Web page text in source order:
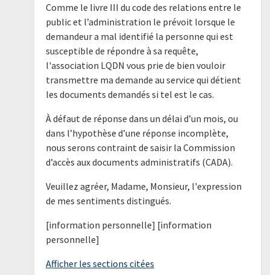
Comme le livre III du code des relations entre le
public et l’administration le prévoit lorsque le
demandeur a mal identifié la personne qui est
susceptible de répondre à sa requête,
l'association LQDN vous prie de bien vouloir
transmettre ma demande au service qui détient
les documents demandés si tel est le cas.
À défaut de réponse dans un délai d’un mois, ou
dans l’hypothèse d’une réponse incomplète,
nous serons contraint de saisir la Commission
d’accès aux documents administratifs (CADA).
Veuillez agréer, Madame, Monsieur, l'expression
de mes sentiments distingués.
[information personnelle] [information
personnelle]
Afficher les sections citées